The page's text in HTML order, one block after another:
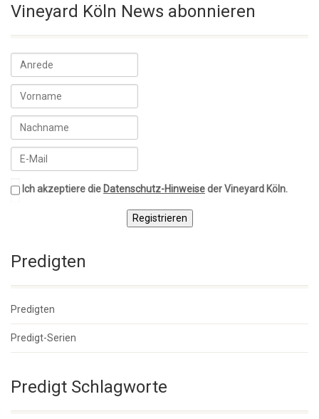
Vineyard Köln News abonnieren
Ich akzeptiere die Datenschutz-Hinweiseder Vineyard Köln.
Registrieren
Predigten
Predigten
Predigt-Serien
Predigt Schlagworte